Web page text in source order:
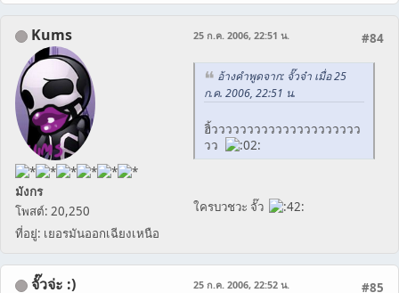
Kums
มังกร
โพสต์: 20,250
ที่อยู่: เยอรมันออกเฉียงเหนือ
#84
25 ก.ค. 2006, 22:51 น.
อ้างคำพูดจาก: จั๊วจ๋า เมื่อ 25
ก.ค. 2006, 22:51 น.
ฮิ้ววววววววววววววววววววว
วว
ใครบวชวะ จั๊ว
จั๊วจ่ะ :) #85
25 ก.ค. 2006, 22:52 น.